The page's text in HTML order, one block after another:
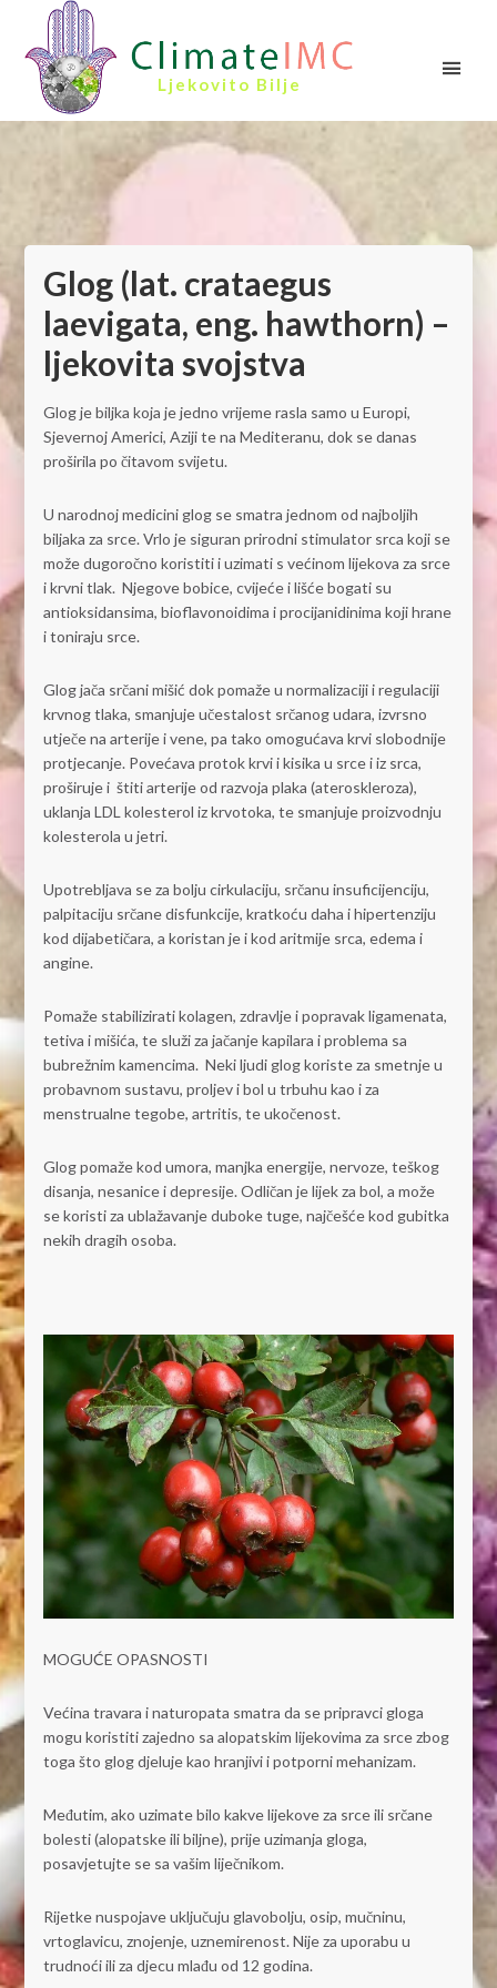
Ljekovito Bilje
Glog (lat. crataegus
laevigata, eng. hawthorn) –
ljekovita svojstva
Glog je biljka koja je jedno vrijeme rasla samo u Europi,
Sjevernoj Americi, Aziji te na Mediteranu, dok se danas
proširila po čitavom svijetu.
U narodnoj medicini glog se smatra jednom od najboljih
biljaka za srce. Vrlo je siguran prirodni stimulator srca koji se
može dugoročno koristiti i uzimati s većinom lijekova za srce
i krvni tlak. Njegove bobice, cvijeće i lišće bogati su
antioksidansima, bioflavonoidima i procijanidinima koji hrane
i toniraju srce.
Glog jača srčani mišić dok pomaže u normalizaciji i regulaciji
krvnog tlaka, smanjuje učestalost srčanog udara, izvrsno
utječe na arterije i vene, pa tako omogućava krvi slobodnije
protjecanje. Povećava protok krvi i kisika u srce i iz srca,
proširuje i štiti arterije od razvoja plaka (ateroskleroza),
uklanja LDL kolesterol iz krvotoka, te smanjuje proizvodnju
kolesterola u jetri.
Upotrebljava se za bolju cirkulaciju, srčanu insuficijenciju,
palpitaciju srčane disfunkcije, kratkoću daha i hipertenziju
kod dijabetičara, a koristan je i kod aritmije srca, edema i
angine.
Pomaže stabilizirati kolagen, zdravlje i popravak ligamenata,
tetiva i mišića, te služi za jačanje kapilara i problema sa
bubrežnim kamencima. Neki ljudi glog koriste za smetnje u
probavnom sustavu, proljev i bol u trbuhu kao i za
menstrualne tegobe, artritis, te ukočenost.
Glog pomaže kod umora, manjka energije, nervoze, teškog
disanja, nesanice i depresije. Odličan je lijek za bol, a može
se koristi za ublažavanje duboke tuge, najčešće kod gubitka
nekih dragih osoba.
MOGUĆE OPASNOSTI
Većina travara i naturopata smatra da se pripravci gloga
mogu koristiti zajedno sa alopatskim lijekovima za srce zbog
toga što glog djeluje kao hranjivi i potporni mehanizam.
Međutim, ako uzimate bilo kakve lijekove za srce ili srčane
bolesti (alopatske ili biljne), prije uzimanja gloga,
posavjetujte se sa vašim liječnikom.
Rijetke nuspojave uključuju glavobolju, osip, mučninu,
vrtoglavicu, znojenje, uznemirenost. Nije za uporabu u
trudnoći ili za djecu mlađu od 12 godina.